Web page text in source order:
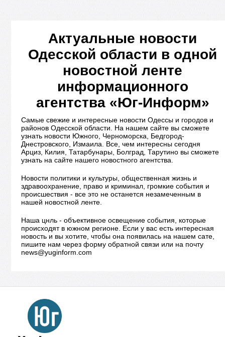
Актуальные новости
Одесской области в одной
новостной ленте
информационного
агентства «Юг-Информ»
Самые свежие и интересные новости Одессы и городов и
районов Одесской области. На нашем сайте вы сможете
узнать новости Южного, Черноморска, Бедгород-
Днестровского, Измаила. Все, чем интересны сегодня
Арциз, Килия, Татарбунары, Болград, Тарутино вы сможете
узнать на сайте нашего новостного агентства.
Новости политики и культуры, общественная жизнь и
здравоохранение, право и криминал, громкие события и
происшествия - все это не останется незамеченным в
нашей новостной ленте.
Наша цнль - объективное освещение события, которые
происходят в южном регионе. Если у вас есть интересная
новость и вы хотите, чтобы она появилась на нашем сате,
пишите нам через форму обратной связи или на почту
news@yuginform.com